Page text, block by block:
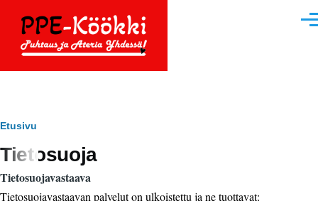
Murupolku
Etusivu
Tietosuoja
Tietosuojavastaava
Tietosuojavastaavan palvelut on ulkoistettu ja ne tuottavat: